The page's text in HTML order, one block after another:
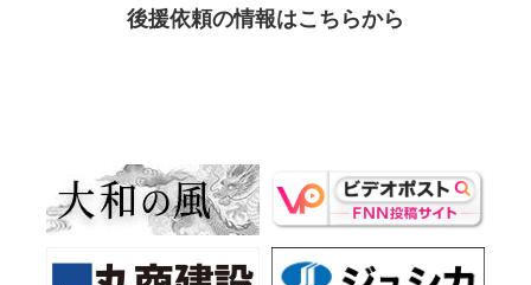
なテラスギャラリーに展示予定
場所：川内まごころ文学館 ２階ホール
時間：午前9時～午後5時（入館は午後4時30分まで）
問合せ：0996-25-5580
2026年7月18日～2026年8月23日
後援依頼の情報はこちらから